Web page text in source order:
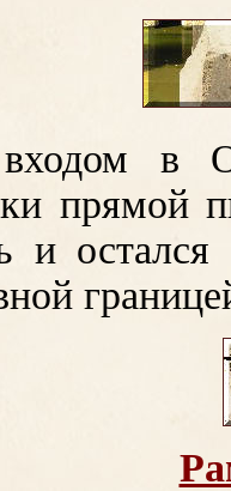
в
прямой
и